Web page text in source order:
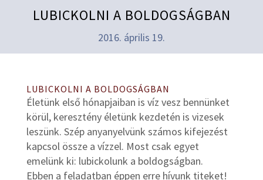
LUBICKOLNI A BOLDOGSÁGBAN
2016. április 19.
LUBICKOLNI A BOLDOGSÁGBAN
Életünk első hónapjaiban is víz vesz bennünket
körül, keresztény életünk kezdetén is vizesek
leszünk. Szép anyanyelvünk számos kifejezést
kapcsol össze a vízzel. Most csak egyet
emelünk ki: lubickolunk a boldogságban.
Ebben a feladatban éppen erre hívunk titeket!